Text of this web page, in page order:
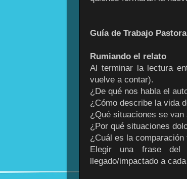
Guía de Trabajo
Rumiando el relato
Al terminar la lectura
vuelve a contar).
¿De qué nos habla el
¿Cómo describe la vida
¿Qué situaciones se
¿Por qué situaciones
¿Cuál es la
Elegir una frase del
llegado/impactado a